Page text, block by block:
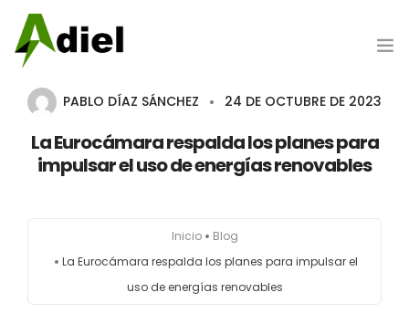
Hazte cliente
PABLO DÍAZ SÁNCHEZ 24 DE OCTUBRE DE 2023
La Eurocámara respalda los planes para
impulsar el uso de energías renovables
Inicio
Blog
La Eurocámara respalda los planes para impulsar el
uso de energías renovables